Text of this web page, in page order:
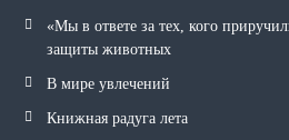
«Мы в ответе за тех, кого
защиты животных
В мире увлечений
Книжная радуга лета